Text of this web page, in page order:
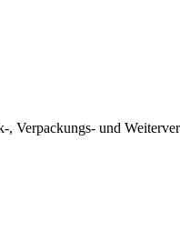
Verpackungs- und